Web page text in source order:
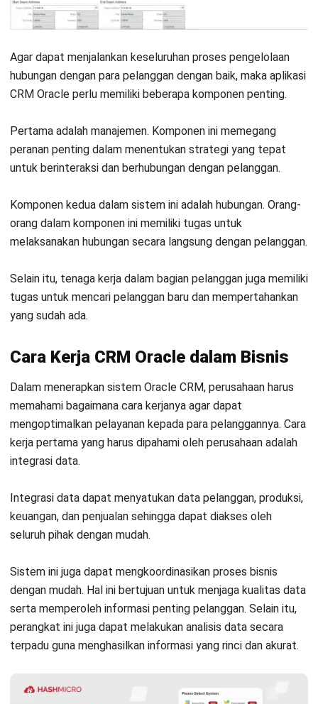
tantangan.
perusahaan yang menggunakan sistem ini antara lain:
1. Biaya Implementasi dan Pemeliharaan
Oracle CRM, dengan fitur dan kemampuannya yang sangat
lengkap, memang membutuhkan investasi yang signifikan,
karyawan.
Bagi perusahaan yang memiliki anggaran terbatas, ini bisa
dari sistem CRM ini.
2. Kurangnya Keterampilan dan Pelatihan
Implementasi CRM Oracle membutuhkan pemahaman
Banyak perusahaan menghadapi tantangan dalam hal
pelatihan karyawan, terutama jika sistem baru memerlukan
keterampilan teknis yang lebih tinggi dibandingkan dengan
3. Tantangan dalam Pengelolaan Data yang
Oracle CRM mampu menangani volume data yang sangat
besar, namun tanpa pengelolaan yang tepat, data yang
tersimpan bisa menjadi terlalu kompleks dan sulit dianalisis.
Hal ini dapat menghambat kemampuan perusahaan untuk
ada.